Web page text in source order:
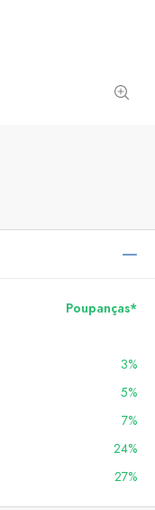
Poupanças*
3%
5%
7%
24%
27%